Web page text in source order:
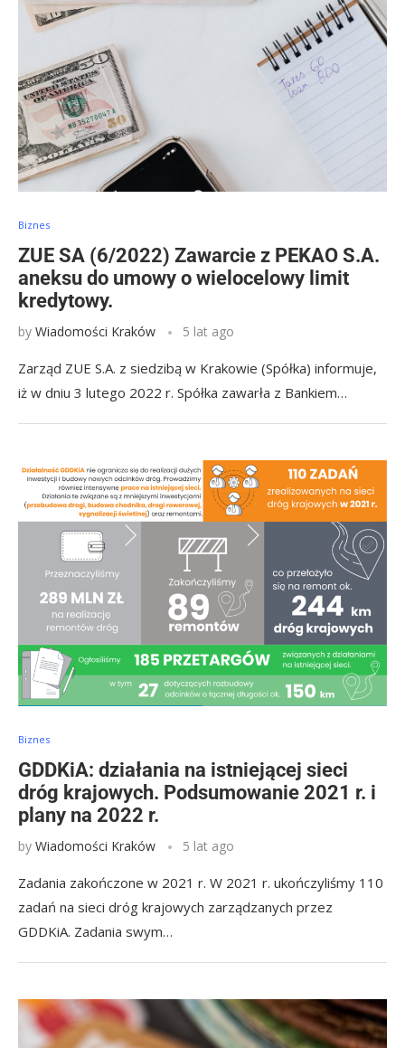
Biznes
ZUE SA (6/2022) Zawarcie z PEKAO S.A.
aneksu do umowy o wielocelowy limit
kredytowy.
by Wiadomości Kraków 5 lat ago
Zarząd ZUE S.A. z siedzibą w Krakowie (Spółka) informuje,
iż w dniu 3 lutego 2022 r. Spółka zawarła z Bankiem…
Biznes
GDDKiA: działania na istniejącej sieci
dróg krajowych. Podsumowanie 2021 r. i
plany na 2022 r.
by Wiadomości Kraków 5 lat ago
Zadania zakończone w 2021 r. W 2021 r. ukończyliśmy 110
zadań na sieci dróg krajowych zarządzanych przez
GDDKiA. Zadania swym…